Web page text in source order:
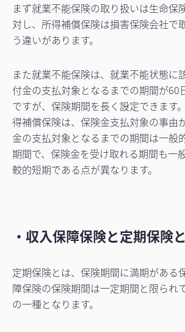
まず就業不能保険の取り扱いは生命保
対し、所得補償保険は損害保険会社で
う違いがあります。
また就業不能保険は、就業不能状態に
付金の支払対象となるまでの期間が60
ですが、保険期間を長く設定できます
得補償保険は、保険金支払対象の事由
金の支払対象となるまでの期間は一般
期間で、保険金を受け取れる期間も一
較的短期である点が異なります。
・収入保障保険と定期保険
定期保険とは、保険期間に満期がある
障保険の保険期間は一定期間と限られ
の一種となります。